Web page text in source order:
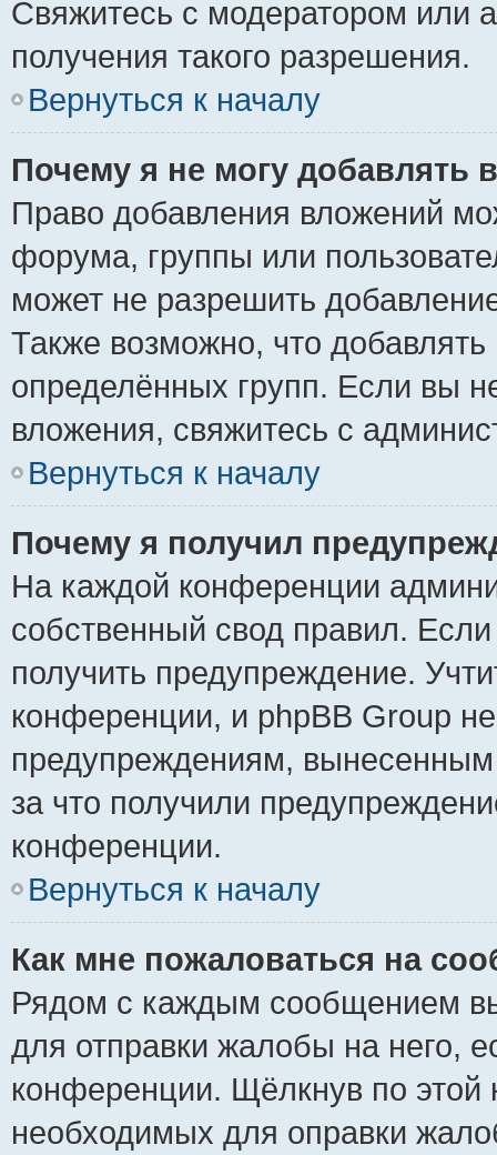
Свяжитесь с модератором или
получения такого разрешения.
Вернуться к началу
Почему я не могу добавлять
Право добавления вложений
форума, группы или
может не разрешить
Также возможно, что
определённых групп. Если вы
вложения, свяжитесь с
Вернуться к началу
Почему я получил
На каждой конференции
собственный свод правил.
получить предупреждение.
конференции, и phpBB Group
предупреждениям,
за что получили
конференции.
Вернуться к началу
Как мне пожаловаться на
Рядом с каждым сообщением
для отправки жалобы на него,
конференции. Щёлкнув по этой
необходимых для оправки